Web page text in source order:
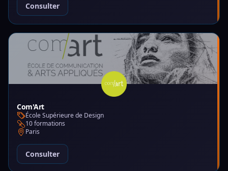
Consulter
Com'Art
École Supérieure de Design
10 formations
Paris
Consulter